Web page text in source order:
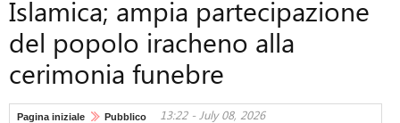
Islamica; ampia partecipazione
del popolo iracheno alla
cerimonia funebre
Pagina iniziale Pubblico 13:22 - July 08, 2026